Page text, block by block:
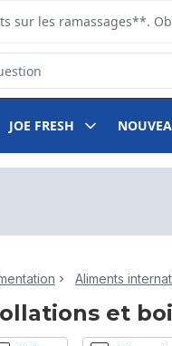
sur les ramassages**.
JOE FRESH
Aliments
et